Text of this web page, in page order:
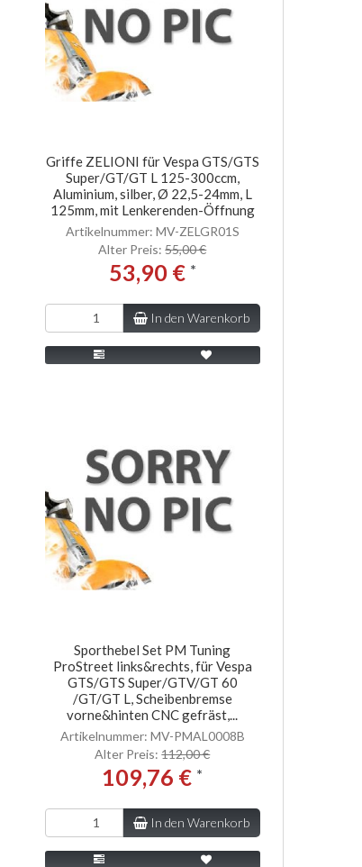
Griffe ZELIONI für Vespa GTS/GTS
Super/GT/GT L 125-300ccm,
Aluminium, silber, Ø 22,5-24mm, L
125mm, mit Lenkerenden-Öffnung
Artikelnummer: MV-ZELGR01S
Alter Preis:55,00 €
53,90 € *
In den Warenkorb
Sporthebel Set PM Tuning
ProStreet links&rechts, für Vespa
GTS/GTS Super/GTV/GT 60
/GT/GT L, Scheibenbremse
vorne&hinten CNC gefräst,...
Artikelnummer: MV-PMAL0008B
Alter Preis:112,00 €
109,76 € *
In den Warenkorb